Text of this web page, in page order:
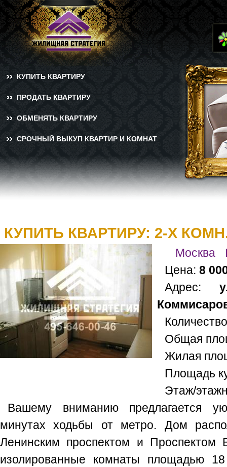
КУПИТЬ КВАРТИРУ
ПРОДАТЬ КВАРТИРУ
ОБМЕНЯТЬ КВАРТИРУ
СРОЧНЫЙ ВЫКУП КВАРТИР И КОМНАТ
КУПИТЬ КВАРТИРУ: 2-Х
Москва
Цена: 8
Адрес:
Общая
Жилая
Площадь
Этаж/
Вашему вниманию предлагается
минутах ходьбы от метро. Дом
Ленинским проспектом и Проспектом
изолированные комнаты площадью